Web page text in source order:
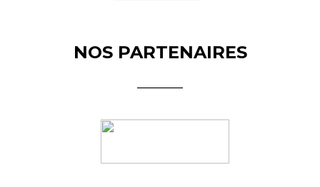
NOS PARTENAIRES